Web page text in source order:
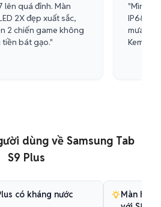
lên quá đỉnh. Màn
2X đẹp xuất sắc,
2 chiến game không
bát gạo."
"Mình
IP68.
mưa
Kem rất
dùng về Samsung Tab
S9 Plus
có kháng nước
Màn hình